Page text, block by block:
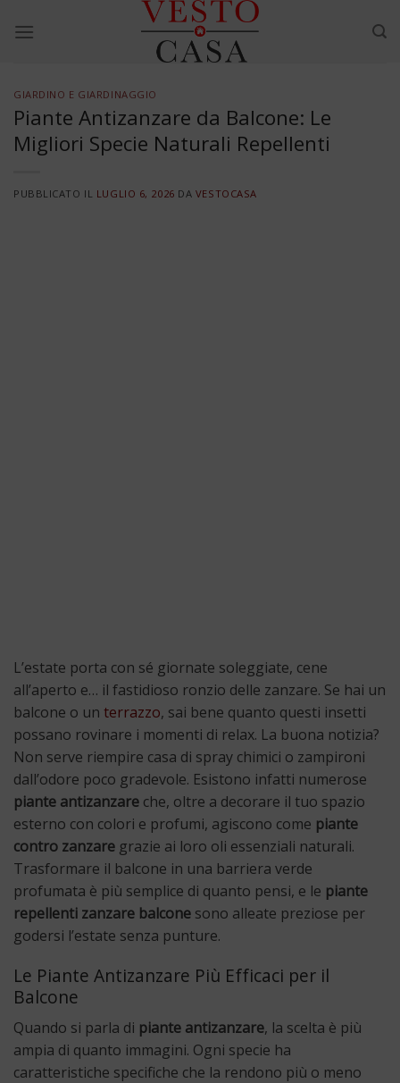
GIARDINO E GIARDINAGGIO
Piante Antizanzare da Balcone: Le
Migliori Specie Naturali Repellenti
PUBBLICATO IL LUGLIO 6, 2026 DA VESTOCASA
L’estate porta con sé giornate soleggiate, cene
all’aperto e… il fastidioso ronzio delle zanzare. Se hai un
balcone o un terrazzo, sai bene quanto questi insetti
possano rovinare i momenti di relax. La buona notizia?
Non serve riempire casa di spray chimici o zampironi
dall’odore poco gradevole. Esistono infatti numerose
piante antizanzare che, oltre a decorare il tuo spazio
esterno con colori e profumi, agiscono come piante
contro zanzare grazie ai loro oli essenziali naturali.
Trasformare il balcone in una barriera verde
profumata è più semplice di quanto pensi, e le piante
repellenti zanzare balcone sono alleate preziose per
godersi l’estate senza punture.
Le Piante Antizanzare Più Efficaci per il
Balcone
Quando si parla di piante antizanzare, la scelta è più
ampia di quanto immagini. Ogni specie ha
caratteristiche specifiche che la rendono più o meno